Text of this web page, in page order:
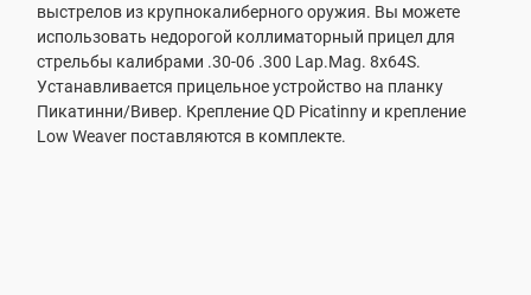
выстрелов из крупнокалиберного оружия. Вы можете
использовать недорогой коллиматорный прицел для
стрельбы калибрами .30-06 .300 Lap.Mag. 8x64S.
Устанавливается прицельное устройство на планку
Пикатинни/Вивер. Крепление QD Picatinny и крепление
Low Weaver поставляются в комплекте.